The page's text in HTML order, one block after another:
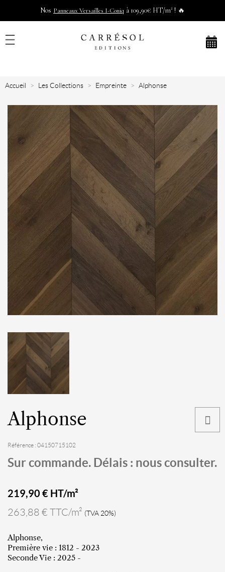
Nos Panneaux Versailles I-Coniq à 109,90€ HT/m² ! 🔥
Accueil Les Collections Empreinte Alphonse
Alphonse
Référence : 04150715102
Sur commande. Délais : nous consulter.
219,90 € HT/m²
263,88 € TTC/m² (TVA 20%)
Alphonse,
Première vie : 1812 - 2023
Seconde Vie : 2025 -